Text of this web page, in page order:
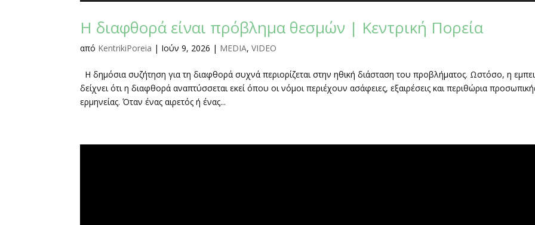
Η διαφθορά είναι πρόβλημα θεσμών | Κεντρική Πορεία
από KentrikiPoreia | Ιούν 9, 2026 | MEDIA,VIDEO
Η δημόσια συζήτηση για τη διαφθορά συχνά περιορίζεται στην ηθική διάσταση του προβλήματος. Ωστόσο, η
δείχνει ότι η διαφθορά αναπτύσσεται εκεί όπου οι νόμοι περιέχουν ασάφειες, εξαιρέσεις και περιθώρια
ερμηνείας. Όταν ένας αιρετός ή ένας...